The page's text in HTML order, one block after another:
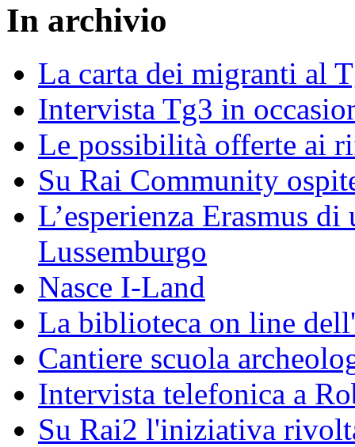
In archivio
La carta dei migranti al
Intervista Tg3 in
Le possibilità offerte ai
Su Rai Community
L’esperienza Erasmus
Lussemburgo
Nasce I-Land
La biblioteca on line
Cantiere scuola
Intervista telefonica a
Su Rai2 l'iniziativa